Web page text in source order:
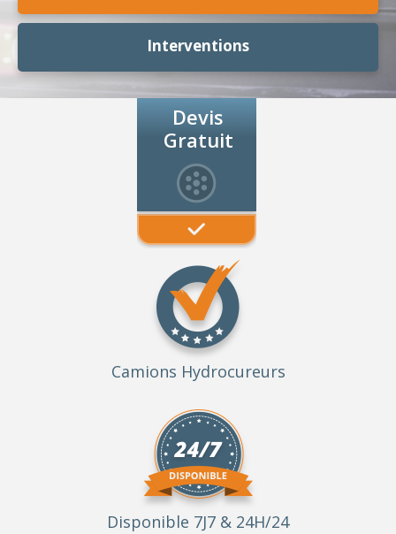
Interventions
Devis
Gratuit
Camions Hydrocureurs
Disponible 7J7 & 24H/24